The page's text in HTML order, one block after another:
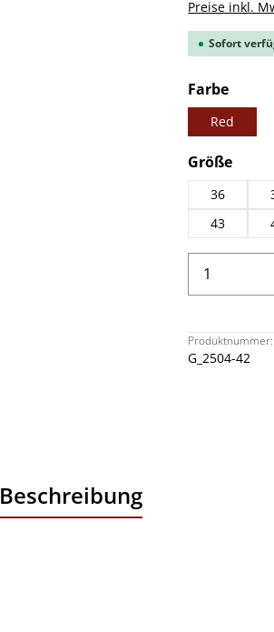
Preise inkl.
Sofort
Farbe
Red
Größe
36
43
Produktnummer:
G_2504-42
Beschreibung